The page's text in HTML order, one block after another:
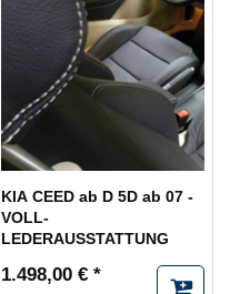
KIA CEED ab D 5D ab 07 -
VOLL-
LEDERAUSSTATTUNG
1.498,00 € *